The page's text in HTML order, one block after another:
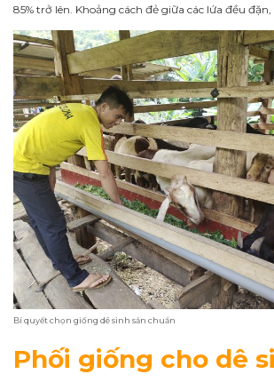
85% trở lên. Khoảng cách đẻ giữa các lứa đều
Bí quyết chọn giống dê sinh sản chuẩn
Phối giống cho dê